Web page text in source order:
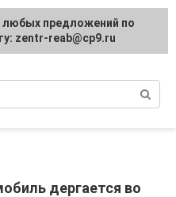
и
дергается во
любых предложений по
zentr-reab@cp9.ru